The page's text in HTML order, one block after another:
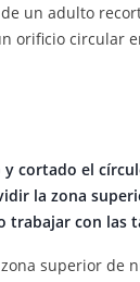
un adulto
orificio circular
y cortado el
la zona
trabajar con las
superior de